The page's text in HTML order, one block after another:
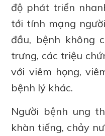
độ phát triển
tới tính mạng
đầu, bệnh không
trưng, các triệu
với viêm họng,
bệnh lý khác.
Người bệnh ung
khàn tiếng, chảy